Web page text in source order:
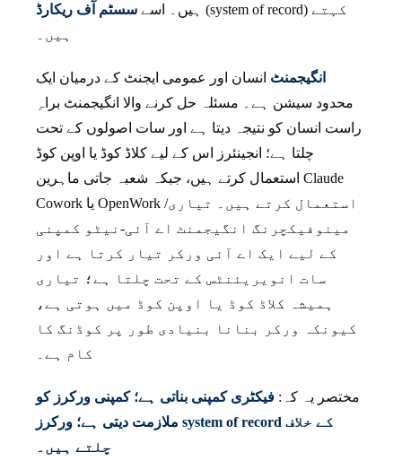
ہیں۔ اسے سسٹم آف ریکارڈ
(system of record) کہتے
ہیں۔
انگیجمنٹ انسان اور عمومی ایجنٹ کے درمیان ایک
محدود سیشن ہے۔ مسئلہ حل کرنے والا انگیجمنٹ براہِ
راست انسان کو نتیجہ دیتا ہے اور سات اصولوں کے تحت
چلتا ہے؛ انجینئرز اس کے لیے کلاڈ کوڈ یا اوپن کوڈ
استعمال کرتے ہیں، جبکہ شعبہ جاتی ماہرین Claude
Cowork یا OpenWork استعمال کرتے ہیں۔ تیاری/
مینوفیکچرنگ انگیجمنٹ اے آئی-نیٹو کمپنی
کے لیے ایک اے آئی ورکر تیار کرتا ہے اور
سات انویریئنٹس کے تحت چلتا ہے؛ تیاری
ہمیشہ کلاڈ کوڈ یا اوپن کوڈ میں ہوتی ہے،
کیونکہ ورکر بنانا بنیادی طور پر کوڈنگ کا
کام ہے۔
مختصر یہ کہ: فیکٹری کمپنی بناتی ہے؛ کمپنی ورکرز کو
ملازمت دیتی ہے؛ ورکرز system of record کے خلاف
چلتے ہیں۔